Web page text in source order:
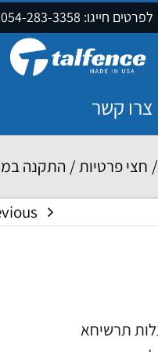
לפרטים חייגו: 054-283-3358
צרו קשר
/ חצי פרטיות/ התקנה